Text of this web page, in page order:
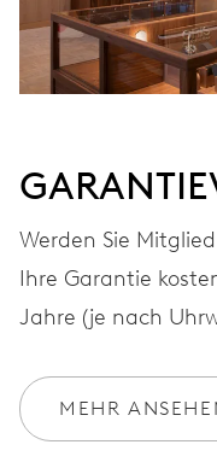
Werden Sie
Ihre Garantie
Jahre (je nach
MEHR